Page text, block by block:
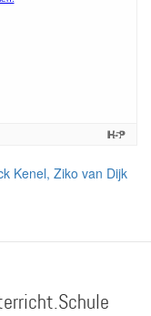
Kenel, Ziko van Dijk